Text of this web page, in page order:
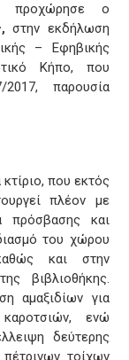
προχώρησε ο
στην εκδήλωση
– Εφηβικής
Κήπο, που
2017, παρουσία
που εκτός
πλέον με
πρόσβασης και
του χώρου
και στην
βιβλιοθήκης.
αμαξιδίων για
ενώ
δεύτερης
τοίχων